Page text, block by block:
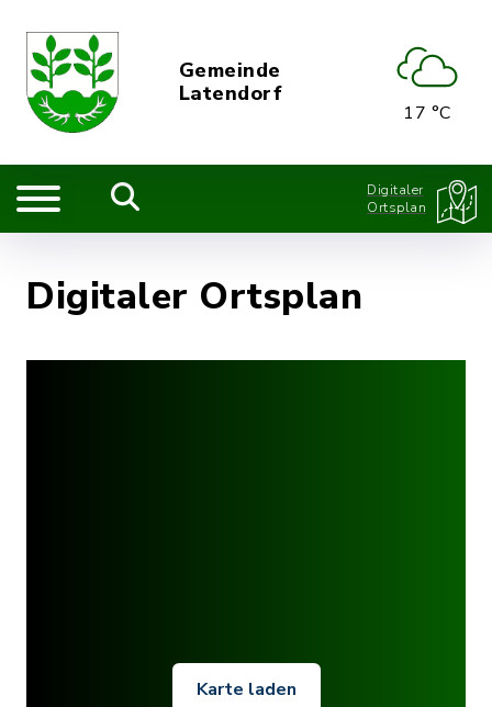
Gemeinde
Latendorf
17 °C
Digitaler
Ortsplan
Digitaler Ortsplan
Karte laden